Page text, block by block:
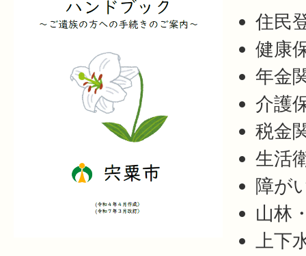
住民
健康
年金
介護
税金
生活
障が
山林
上下